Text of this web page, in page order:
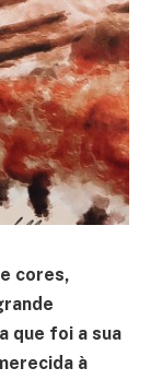
cores,
que foi a sua
à